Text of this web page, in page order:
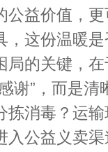
公益价值，
，这份温暖
局的关键，
谢”，而是
拣消毒？运
入公益义卖